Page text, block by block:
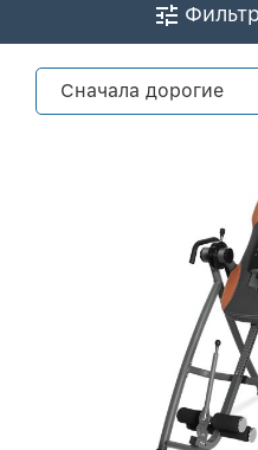
Сначала дорогие